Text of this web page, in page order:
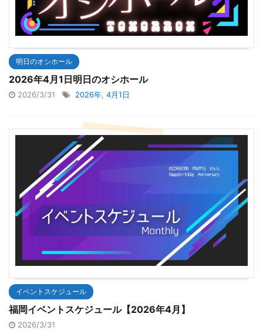
明日のオシホール
2026年4月1日明日のオシホール
2026/3/31 2026年 4月1日
イベントスケジュール
福岡イベントスケジュール【2026年4月】
2026/3/31